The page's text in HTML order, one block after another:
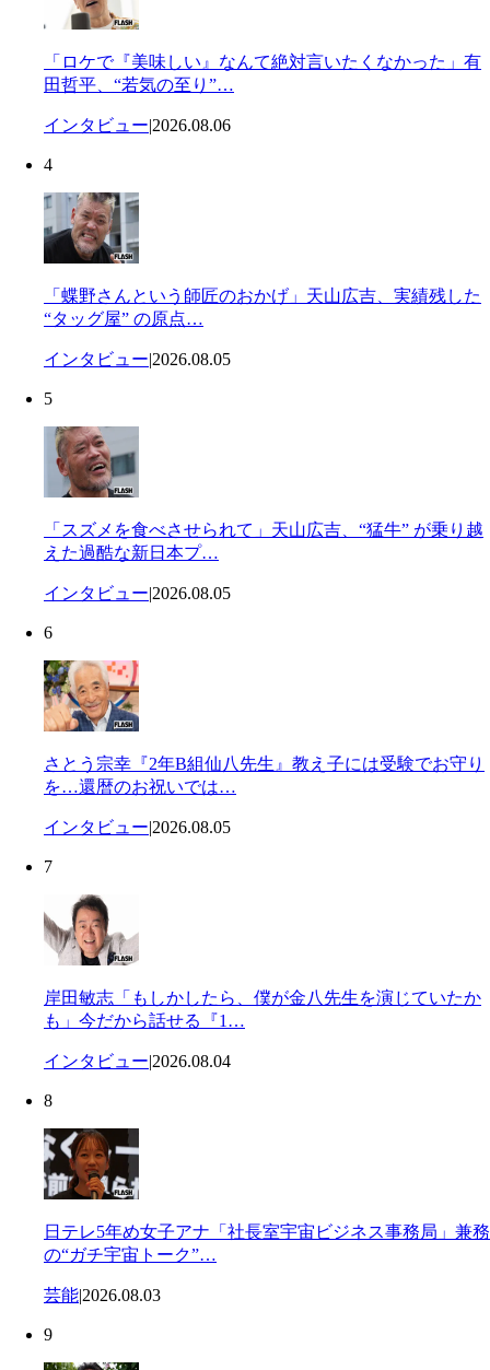
「ロケで『美味しい』なんて絶対言いたくなかった」有
田哲平、“若気の至り”…
インタビュー|2026.08.06
4
「蝶野さんという師匠のおかげ」天山広吉、実績残した
“タッグ屋” の原点…
インタビュー|2026.08.05
5
「スズメを食べさせられて」天山広吉、“猛牛” が乗り越
えた過酷な新日本プ…
インタビュー|2026.08.05
6
さとう宗幸『2年B組仙八先生』教え子には受験でお守り
を…還暦のお祝いでは…
インタビュー|2026.08.05
7
岸田敏志「もしかしたら、僕が金八先生を演じていたか
も」今だから話せる『1…
インタビュー|2026.08.04
8
日テレ5年め女子アナ「社長室宇宙ビジネス事務局」兼務
の“ガチ宇宙トーク”…
芸能|2026.08.03
9